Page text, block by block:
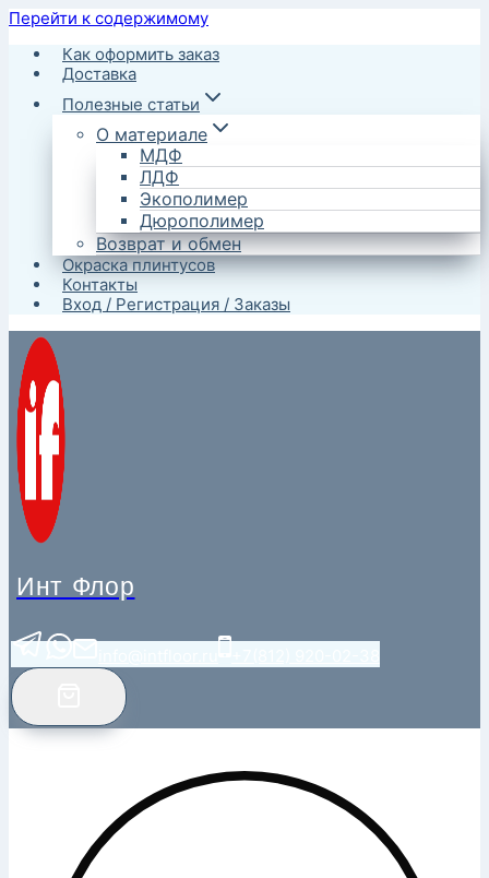
Перейти к содержимому
Как оформить заказ
Доставка
Полезные статьи
О материале
МДФ
ЛДФ
Экополимер
Дюрополимер
Возврат и обмен
Окраска плинтусов
Контакты
Вход / Регистрация / Заказы
Инт Флор